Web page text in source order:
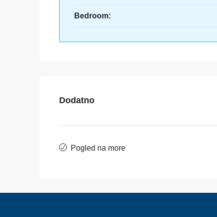
Bedroom:
Dodatno
Pogled na more